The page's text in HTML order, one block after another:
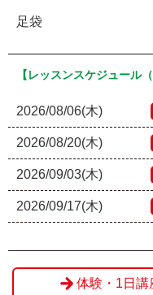
足袋
【レッスンスケジュール
2026/08/06(木)
2026/08/20(木)
2026/09/03(木)
2026/09/17(木)
体験・1日講